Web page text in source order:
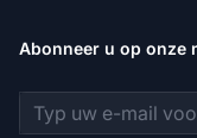
Abonneer u op onze
E-mailadres